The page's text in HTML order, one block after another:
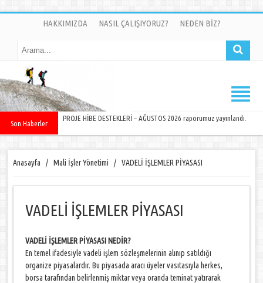
HAKKIMIZDA NASIL ÇALIŞIYORUZ? NEDEN BİZ?
Son Haberler
PROJE HİBE DESTEKLERİ – AĞUSTOS 2026 raporumuz yayınlandı.
Anasayfa / Mali İşler Yönetimi / VADELİ İŞLEMLER PİYASASI
VADELİ İŞLEMLER PİYASASI
VADELİ İŞLEMLER PİYASASI NEDİR?
En temel ifadesiyle vadeli işlem sözleşmelerinin alınıp satıldığı
organize piyasalardır. Bu piyasada aracı üyeler vasıtasıyla herkes,
borsa tarafından belirlenmiş miktar veya oranda teminat yatırarak